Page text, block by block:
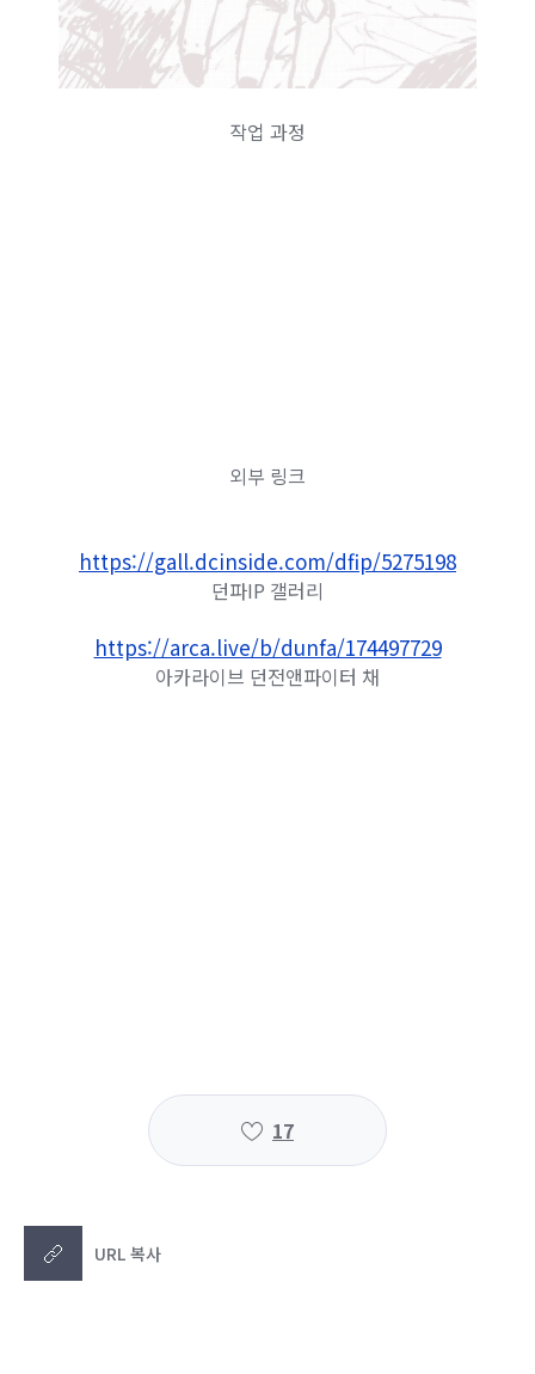
작업 과정
외부 링크
https://gall.dcinside.com/dfip/5275198
던파IP 갤러리
https://arca.live/b/dunfa/174497729
아카라이브 던전앤파이터 채
17
URL 복사